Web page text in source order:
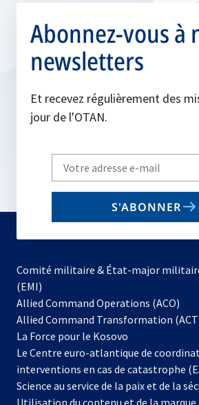
Abonnez-vous à
newsletters
Et recevez régulièrement des
jour de l'OTAN.
Write
your
email
S'ABONNER
Comité militaire & État-major
(EMI)
Allied Command Operations (ACO)
Allied Command Transformation
La Force pour le Kosovo
dans
un
nouvel
onglet
Le Centre euro-atlantique de
interventions en cas de catastrophe
Science au service de la paix et de la
Utilisation du contenu et de la marque